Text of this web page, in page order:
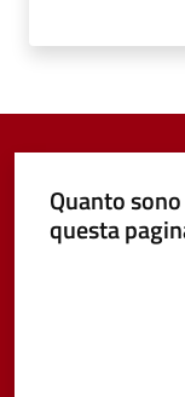
Quanto
questa